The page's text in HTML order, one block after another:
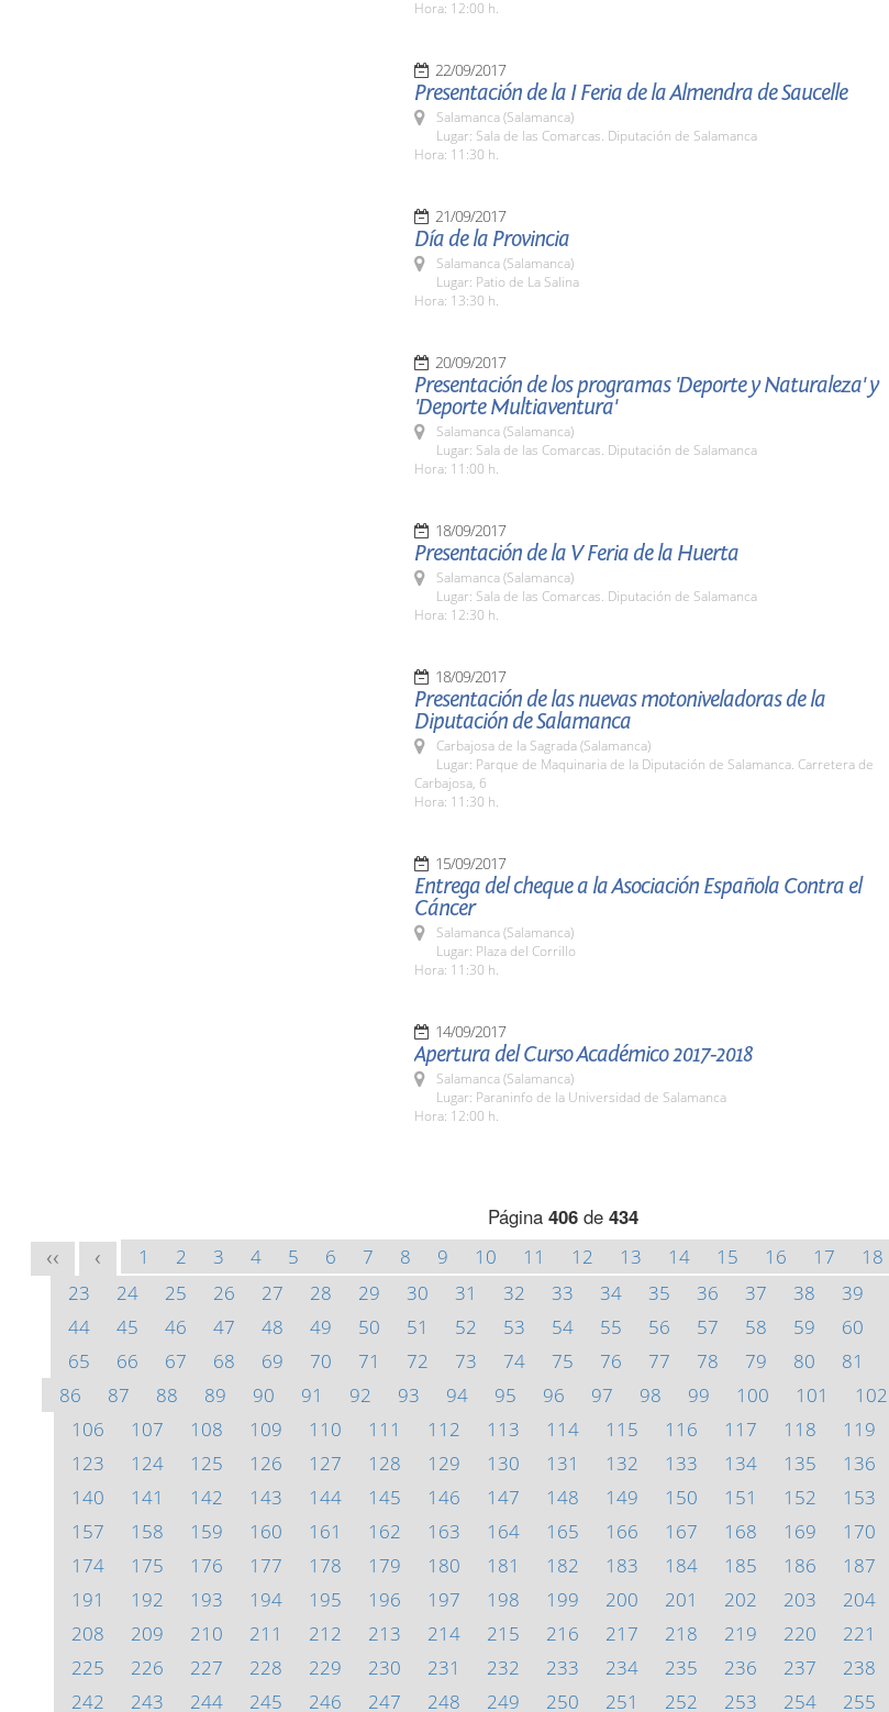
Hora: 12:00 h.
22/09/2017
Presentación de la I Feria de la Almendra de Saucelle
Salamanca (Salamanca)
Lugar: Sala de las Comarcas. Diputación de Salamanca
Hora: 11:30 h.
21/09/2017
Día de la Provincia
Salamanca (Salamanca)
Lugar: Patio de La Salina
Hora: 13:30 h.
20/09/2017
Presentación de los programas 'Deporte y Naturaleza' y
'Deporte Multiaventura'
Salamanca (Salamanca)
Lugar: Sala de las Comarcas. Diputación de Salamanca
Hora: 11:00 h.
18/09/2017
Presentación de la V Feria de la Huerta
Salamanca (Salamanca)
Lugar: Sala de las Comarcas. Diputación de Salamanca
Hora: 12:30 h.
18/09/2017
Presentación de las nuevas motoniveladoras de la
Diputación de Salamanca
Carbajosa de la Sagrada (Salamanca)
Lugar: Parque de Maquinaria de la Diputación de Salamanca. Carretera de
Carbajosa, 6
Hora: 11:30 h.
15/09/2017
Entrega del cheque a la Asociación Española Contra el
Cáncer
Salamanca (Salamanca)
Lugar: Plaza del Corrillo
Hora: 11:30 h.
14/09/2017
Apertura del Curso Académico 2017-2018
Salamanca (Salamanca)
Lugar: Paraninfo de la Universidad de Salamanca
Hora: 12:00 h.
Página 406de 434
<< < 1 2 3 4 5 6 7 8 9 10 11 12 13 14 15 16 17 18
23
24 25 26 27 28 29 30 31 32 33 34 35 36 37 38 39
44
45 46 47 48 49 50 51 52 53 54 55 56 57 58 59 60
65
66 67 68 69 70 71 72 73 74 75 76 77 78 79 80 81
86
87 88 89 90 91 92 93 94 95 96 97 98 99 100 101 102
106
107 108 109 110 111 112 113 114 115 116 117 118 119
123
124 125 126 127 128 129 130 131 132 133 134 135 136
140
141 142 143 144 145 146 147 148 149 150 151 152 153
157
158 159 160 161 162 163 164 165 166 167 168 169 170
174
175 176 177 178 179 180 181 182 183 184 185 186 187
191
192 193 194 195 196 197 198 199 200 201 202 203 204
208
209 210 211 212 213 214 215 216 217 218 219 220 221
225
226 227 228 229 230 231 232 233 234 235 236 237 238
242
243 244 245 246 247 248 249 250 251 252 253 254 255